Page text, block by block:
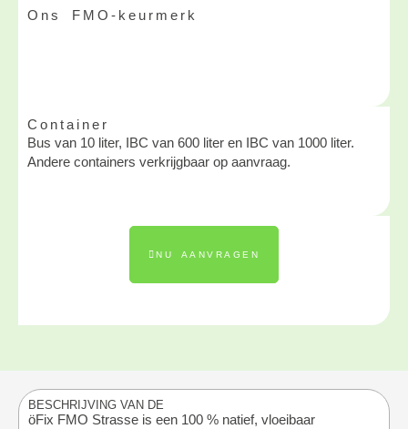
Ons FMO-keurmerk
Container
Bus van 10 liter, IBC van 600 liter en IBC van 1000 liter.
Andere containers verkrijgbaar op aanvraag.
NU AANVRAGEN
BESCHRIJVING VAN DE
öFix FMO Strasse is een 100 % natief, vloeibaar